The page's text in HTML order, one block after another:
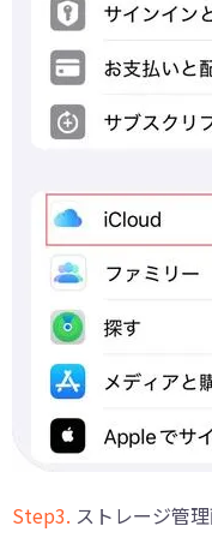
Step3. ストレージ管